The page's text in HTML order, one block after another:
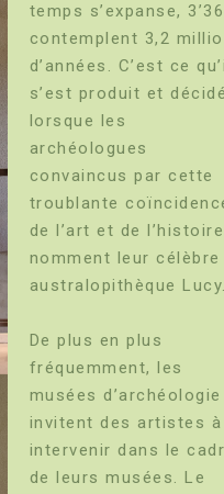
temps s’expanse, 3’36
contemplent 3,2
d’années. C’est ce
s’est produit et
lorsque les
archéologues
convaincus par cette
troublante
de l’art et de l’histoire
nomment leur célèbre
australopithèque
De plus en plus
fréquemment, les
musées d’archéologie
invitent des artistes à
intervenir dans le
de leurs musées. Le